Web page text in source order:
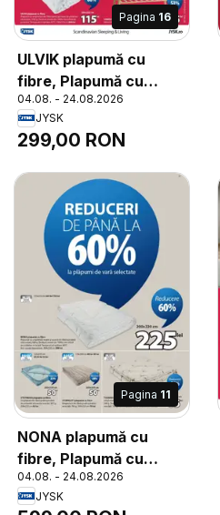
Pagina 16
ULVIK plapumă cu
fibre, Plapumă cu
umplutură din fibră
goală spiralată de
poliester siliconizat,
1500 g. Țesătură moale
din 100% microfibră de
poliester. Temperatură
spălare: 60°C.
200x220 cm
04.08. - 24.08.2026
JYSK
299,00 RON
Pagina 11
NONA plapumă cu
fibre, Plapumă cu
umplutură moale și
ușoară din fibră
04.08. - 24.08.2026
JYSK